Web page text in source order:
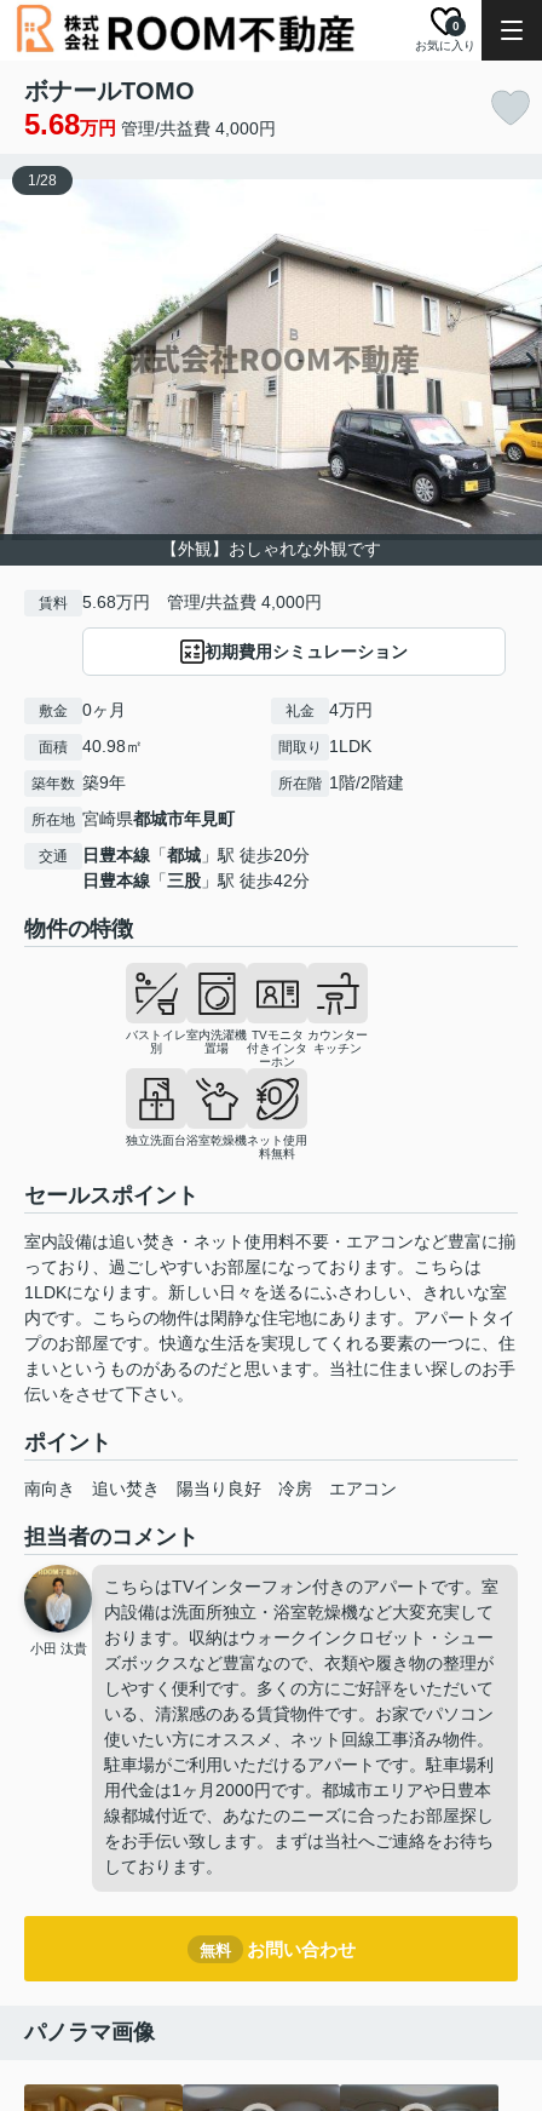
お気に入り
0
ボナールTOMO
5.68万円 管理/共益費 4,000円
【外観】おしゃれな外観です
1/28
賃料 5.68万円 管理/共益費 4,000円
初期費用シミュレーション
敷金 0ヶ月 礼金 4万円
面積 40.98㎡ 間取り 1LDK
築年数 築9年 所在階 1階/2階建
所在地 宮崎県都城市年見町
交通 日豊本線 「都城 」駅 徒歩20分
日豊本線 「三股 」駅 徒歩42分
物件の特徴
バストイレ
別
室内洗濯機
置場
TVモニタ
付きインタ
ーホン
カウンター
キッチン
独立洗面台浴室乾燥機ネット使用
料無料
セールスポイント
室内設備は追い焚き・ネット使用料不要・エアコンなど豊富に揃
っており、過ごしやすいお部屋になっております。こちらは
1LDKになります。新しい日々を送るにふさわしい、きれいな室
内です。こちらの物件は閑静な住宅地にあります。アパートタイ
プのお部屋です。快適な生活を実現してくれる要素の一つに、住
まいというものがあるのだと思います。当社に住まい探しのお手
伝いをさせて下さい。
ポイント
南向き 追い焚き 陽当り良好 冷房 エアコン
担当者のコメント
小田 汰貴
こちらはTVインターフォン付きのアパートです。室
内設備は洗面所独立・浴室乾燥機など大変充実して
おります。収納はウォークインクロゼット・シュー
ズボックスなど豊富なので、衣類や履き物の整理が
しやすく便利です。多くの方にご好評をいただいて
いる、清潔感のある賃貸物件です。お家でパソコン
使いたい方にオススメ、ネット回線工事済み物件。
駐車場がご利用いただけるアパートです。駐車場利
用代金は1ヶ月2000円です。都城市エリアや日豊本
線都城付近で、あなたのニーズに合ったお部屋探し
をお手伝い致します。まずは当社へご連絡をお待ち
しております。
無料 お問い合わせ
パノラマ画像